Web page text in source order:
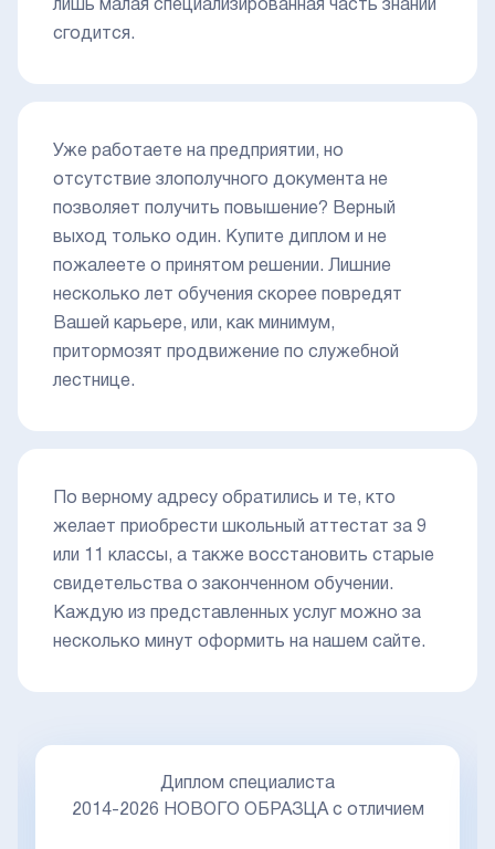
лишь малая специализированная часть знаний
сгодится.
Уже работаете на предприятии, но
отсутствие злополучного документа не
позволяет получить повышение? Верный
выход только один. Купите диплом и не
пожалеете о принятом решении. Лишние
несколько лет обучения скорее повредят
Вашей карьере, или, как минимум,
притормозят продвижение по служебной
лестнице.
По верному адресу обратились и те, кто
желает приобрести школьный аттестат за 9
или 11 классы, а также восстановить старые
свидетельства о законченном обучении.
Каждую из представленных услуг можно за
несколько минут оформить на нашем сайте.
Диплом специалиста
2014-2026 НОВОГО ОБРАЗЦА с отличием